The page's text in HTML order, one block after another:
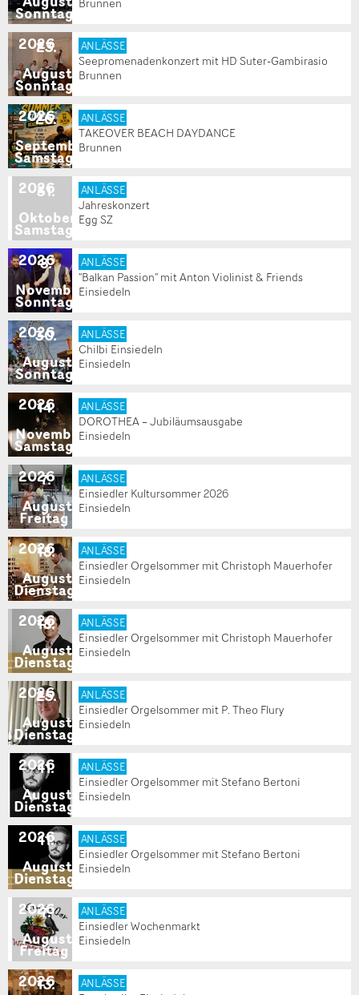
Sonntag
Sonntag
23.
August
2026 ANLÄSSE
Seepromenadenkonzert mit HD Suter-Gambirasio
Brunnen
Samstag
26.
September
2026 ANLÄSSE
TAKEOVER BEACH DAYDANCE
Brunnen
Samstag
31.
Oktober
2026 ANLÄSSE
Jahreskonzert
Egg SZ
Sonntag
8.
November
2026 ANLÄSSE
''Balkan Passion'' mit Anton Violinist & Friends
Einsiedeln
Sonntag
30.
August
2026 ANLÄSSE
Chilbi Einsiedeln
Einsiedeln
Samstag
14.
November
2026 ANLÄSSE
DOROTHEA – Jubiläumsausgabe
Einsiedeln
Freitag
7.
August
2026 ANLÄSSE
Einsiedler Kultursommer 2026
Einsiedeln
Dienstag
18.
August
2026 ANLÄSSE
Einsiedler Orgelsommer mit Christoph Mauerhofer
Einsiedeln
Dienstag
18.
August
2026 ANLÄSSE
Einsiedler Orgelsommer mit Christoph Mauerhofer
Einsiedeln
Dienstag
25.
August
2026 ANLÄSSE
Einsiedler Orgelsommer mit P. Theo Flury
Einsiedeln
Dienstag
11.
August
2026 ANLÄSSE
Einsiedler Orgelsommer mit Stefano Bertoni
Einsiedeln
Dienstag
11.
August
2026 ANLÄSSE
Einsiedler Orgelsommer mit Stefano Bertoni
Einsiedeln
Freitag
7.
August
2026 ANLÄSSE
Einsiedler Wochenmarkt
Einsiedeln
13.
2026 ANLÄSSE